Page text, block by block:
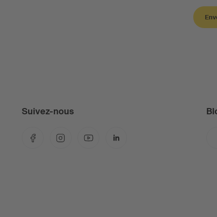
Suivez-nous